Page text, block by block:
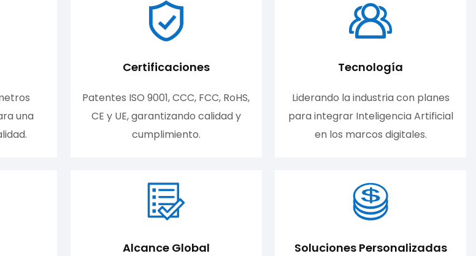
una
Certificaciones
Patentes ISO 9001, CCC, FCC, RoHS,
CE y UE, garantizando calidad y
cumplimiento.
Tecnología
Liderando la industria con planes
para integrar Inteligencia Artificial
en los marcos digitales.
Alcance Global Soluciones Personalizadas